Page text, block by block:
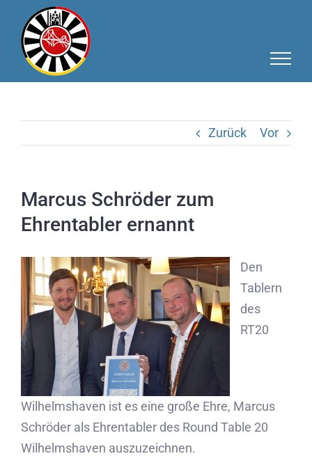
Inhalt
springen
Zurück Vor
Marcus Schröder zum
Ehrentabler ernannt
Den
Tablern
des
RT20
Wilhelmshaven ist es eine große Ehre, Marcus
Schröder als Ehrentabler des Round Table 20
Wilhelmshaven auszuzeichnen.